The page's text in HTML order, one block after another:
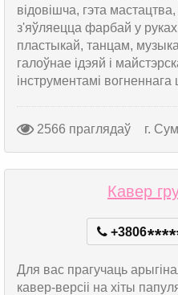
відовішча, гэта
з'яўляецца фарбай у
пластыкай, танцам,
галоўнае ідэяй і
інструментамі вогненнага
2566 праглядаў г.
Кавер
+3806****
Для вас прагучаць
кавер-версіі на хіты